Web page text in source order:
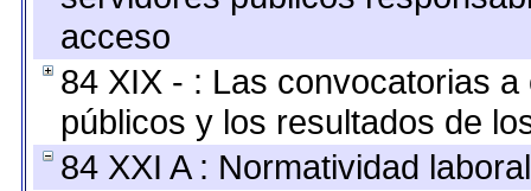
acceso
84 XIX - : Las convocatorias
públicos y los resultados de
84 XXI A : Normatividad